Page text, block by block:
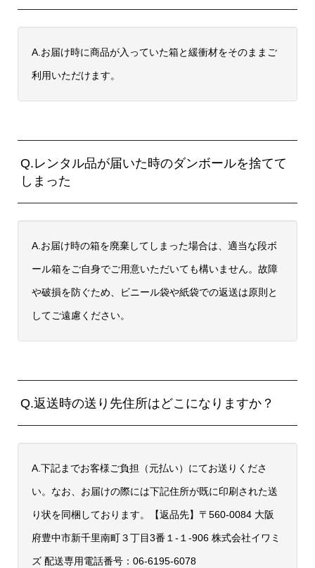
A.お届け時に商品が入っていた箱と緩衝材をそのままご
利用いただけます。
Q.レンタル品が届いた時のダンボールを捨てて
しまった
A.お届け時の箱を廃棄してしまった場合は、適当な段ボ
ール箱をご自身でご用意いただいても構いません。故障
や破損を防ぐため、ビニール袋や紙袋での返送は原則と
してご遠慮ください。
Q.返送時の送り先住所はどこになりますか？
A.下記までお客様ご負担（元払い）にてお送りくださ
い。なお、お届けの際には下記住所が既に印刷された送
り状を同梱しております。【返品先】〒560-0084 大阪
府豊中市新千里南町３丁目3番１-１-906 株式会社イワミ
ズ 配送専用電話番号：06-6195-6078